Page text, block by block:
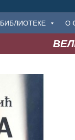
БИБЛИОТЕКЕ О